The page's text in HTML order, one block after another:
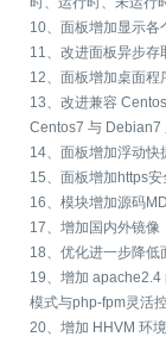
10、面板增加显示各
11、改进面板异步存
12、面板增加桌面程
13、改进兼容
Centos7 与 Debian7
14、面板增加浮动快
15、面板增加https安
16、模块增加源码
17、增加国内外镜像
18、优化进一步降低
19、增加
模式与php-fpm灵活控
20、增加 HHVM 环境